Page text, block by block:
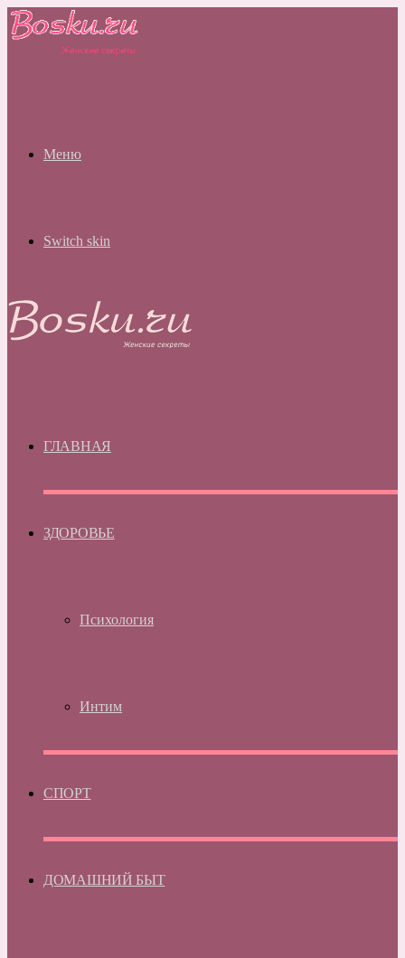
Меню
Switch skin
ГЛАВНАЯ
ЗДОРОВЬЕ
Психология
Интим
СПОРТ
ДОМАШНИЙ БЫТ